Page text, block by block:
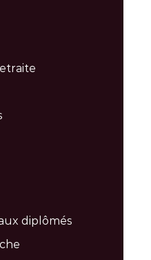
diplômés